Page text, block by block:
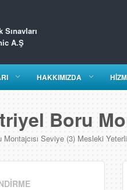
A.Ş
HAKKIMIZDA
Boru
Montajcısı Seviye (3) Mesleki